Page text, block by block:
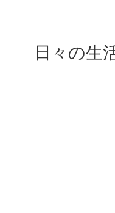
日々の生